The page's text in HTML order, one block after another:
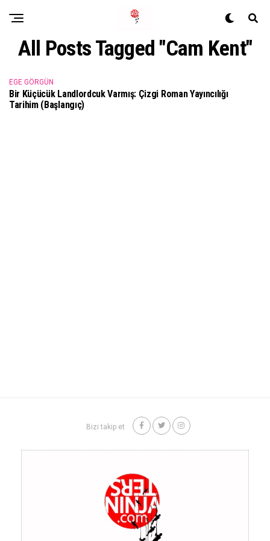
All Posts Tagged "Cam Kent"
EGE GÖRGÜN
Bir Küçücük Landlordcuk Varmış: Çizgi Roman Yayıncılığı
Tarihim (Başlangıç)
Bizi takip et